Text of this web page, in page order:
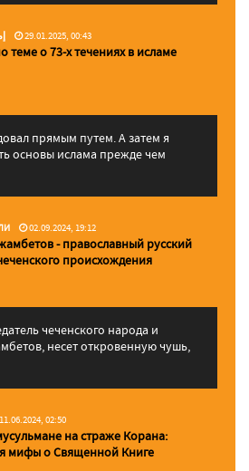
29.01.2025, 00:43
теме о 73-х течениях в исламе
прямым путем. А затем я
основы ислама прежде чем
02.09.2024, 19:12
- православный русский
происхождения
чеченского народа и
несет откровенную чушь,
02:50
на страже Корана:
мифы о Священной Книге